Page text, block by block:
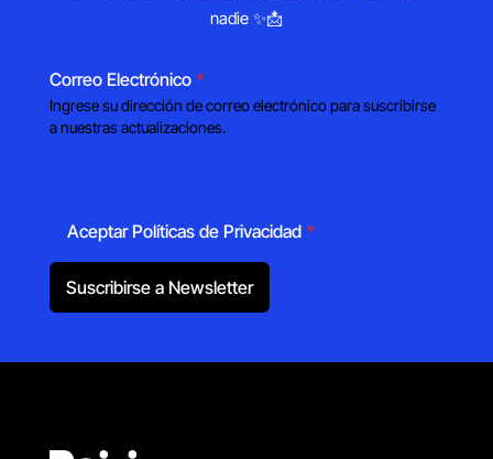
nadie ✨📩
Correo Electrónico *
Ingrese su dirección de correo electrónico para suscribirse
a nuestras actualizaciones.
Aceptar Políticas de Privacidad *
Suscribirse a Newsletter